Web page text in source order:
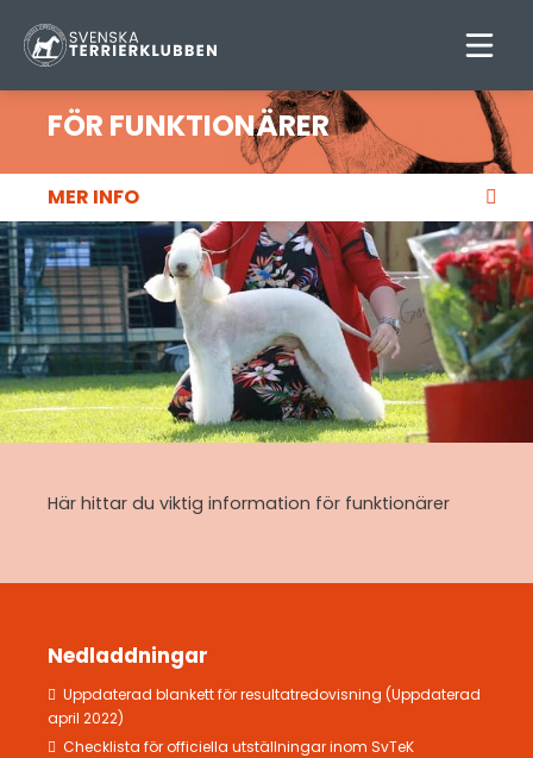
FÖR FUNKTIONÄRER
MER INFO
UTSTÄLLNINGSKALENDER
RESULTAT
FÖR FUNKTIONÄRER
DOMARPRESENTATIONER
EURO TERRIER SHOW
Här hittar du viktig information för funktionärer
Nedladdningar
Uppdaterad blankett för resultatredovisning (Uppdaterad
april 2022)
Checklista för officiella utställningar inom SvTeK